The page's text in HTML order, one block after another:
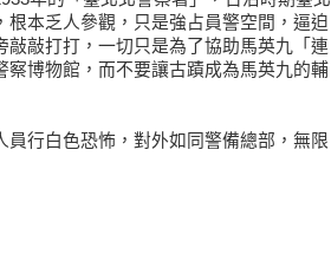
本乏人參觀，只是強占員警空間，逼迫
敲打打，一切只是為了協助馬英九「連
博物館，而不要讓古蹟成為馬英九的輔
行白色恐怖，對外如同警備總部，無限